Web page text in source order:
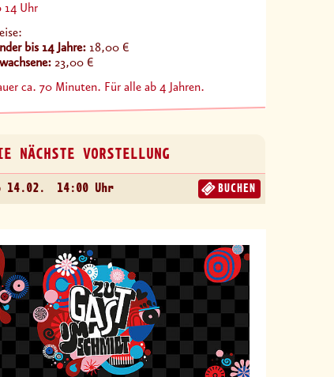
14 Uhr
bis 14 Jahre: 18,00 €
23,00 €
ca. 70 Minuten. Für alle ab 4 Jahren.
NÄCHSTE VORSTELLUNG
14.02. 14:00 Uhr BUCHEN